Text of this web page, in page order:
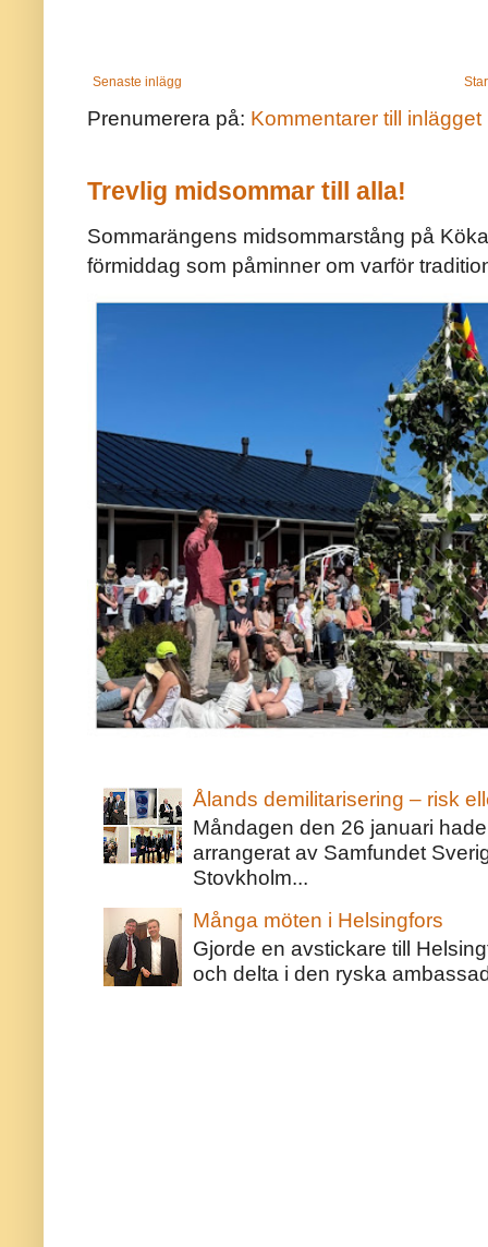
Senaste inlägg
Prenumerera på: Kommentarer till inlägget
Trevlig midsommar till alla!
Sommarängens midsommarstång på
förmiddag som påminner om varför
Ålands demilitarisering – risk
Måndagen den 26 januari
arrangerat av Samfundet
Stovkholm...
Många möten i Helsingfors
Gjorde en avstickare till
och delta i den ryska